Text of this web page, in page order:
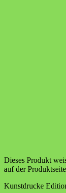
Dieses Produkt
auf der
Kunstdrucke